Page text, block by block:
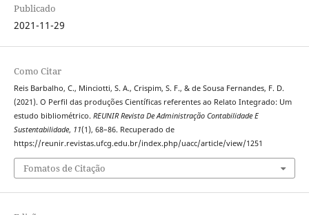
Publicado
2021-11-29
Como Citar
Reis Barbalho, C., Minciotti, S. A., Crispim, S. F., & de Sousa Fernandes, F. D.
(2021). O Perfil das produções Científicas referentes ao Relato Integrado: Um
estudo bibliométrico. REUNIR Revista De Administração Contabilidade E
Sustentabilidade, 11(1), 68–86. Recuperado de
https://reunir.revistas.ufcg.edu.br/index.php/uacc/article/view/1251
Fomatos de Citação